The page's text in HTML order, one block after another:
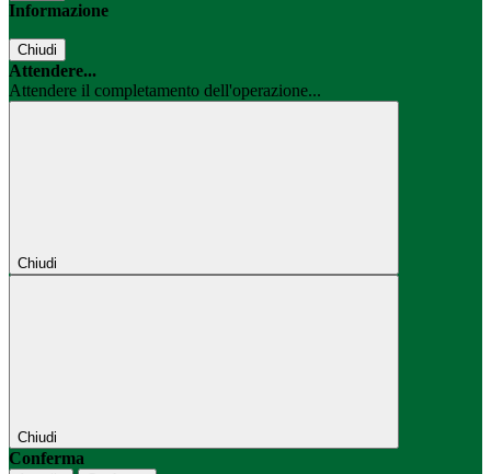
Informazione
Chiudi
Attendere...
Attendere il completamento dell'operazione...
Chiudi
Chiudi
Conferma